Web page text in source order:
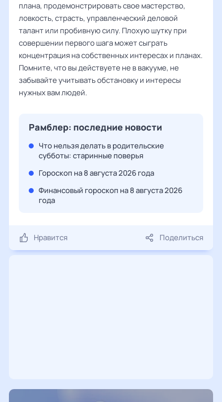
плана, продемонстрировать свое мастерство,
ловкость, страсть, управленческий деловой
талант или пробивную силу. Плохую шутку при
совершении первого шага может сыграть
концентрация на собственных интересах и планах.
Помните, что вы действуете не в вакууме, не
забывайте учитывать обстановку и интересы
нужных вам людей.
Рамблер: последние новости
Что нельзя делать в родительские
субботы: старинные поверья
Гороскоп на 8 августа 2026 года
Финансовый гороскоп на 8 августа 2026
года
Нравится Поделиться